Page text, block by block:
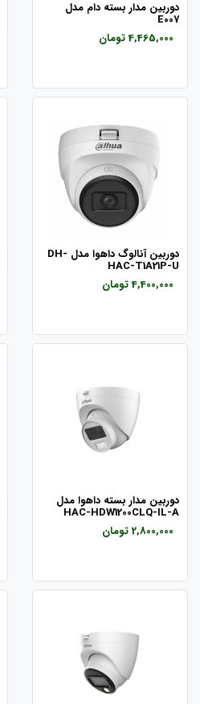
دوربین مدار بسته دام مدل
E007
4,465,000 تومان
دوربین آنالوگ داهوا مدل DH-
HAC-T1A21P-U
4,400,000 تومان
دوربین مدار بسته داهوا مدل
HAC-HDW1200CLQ-IL-A
2,800,000 تومان